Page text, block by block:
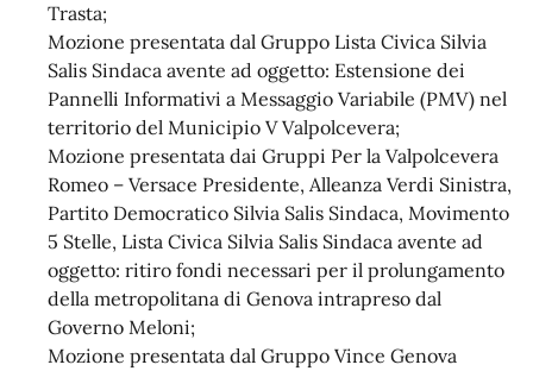
Trasta;
Mozione presentata dal Gruppo Lista Civica Silvia
Salis Sindaca avente ad oggetto: Estensione dei
Pannelli Informativi a Messaggio Variabile (PMV) nel
territorio del Municipio V Valpolcevera;
Mozione presentata dai Gruppi Per la Valpolcevera
Romeo – Versace Presidente, Alleanza Verdi Sinistra,
Partito Democratico Silvia Salis Sindaca, Movimento
5 Stelle, Lista Civica Silvia Salis Sindaca avente ad
oggetto: ritiro fondi necessari per il prolungamento
della metropolitana di Genova intrapreso dal
Governo Meloni;
Mozione presentata dal Gruppo Vince Genova